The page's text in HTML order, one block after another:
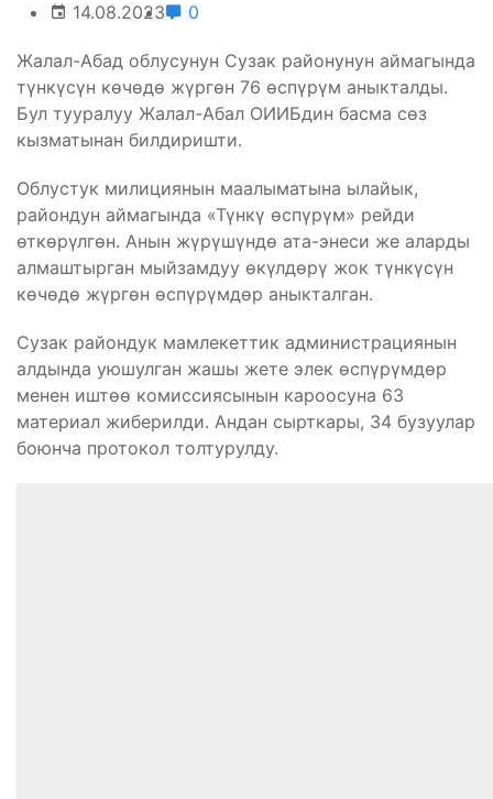
14.08.2023 0
Жалал-Абад облусунун Сузак районунун аймагында
түнкүсүн көчөдө жүргөн 76 өспүрүм аныкталды.
Бул тууралуу Жалал-Абал ОИИБдин басма сөз
кызматынан билдиришти.
Облустук милициянын маалыматына ылайык,
райондун аймагында «Түнкү өспүрүм» рейди
өткөрүлгөн. Анын жүрүшүндө ата-энеси же аларды
алмаштырган мыйзамдуу өкүлдөрү жок түнкүсүн
көчөдө жүргөн өспүрүмдөр аныкталган.
Сузак райондук мамлекеттик администрациянын
алдында уюшулган жашы жете элек өспүрүмдөр
менен иштөө комиссиясынын кароосуна 63
материал жиберилди. Андан сырткары, 34 бузуулар
боюнча протокол толтурулду.